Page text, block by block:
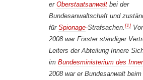
er Oberstaatsanwalt bei der
Bundesanwaltschaft und
für Spionage-Strafsachen.[1]
2008 war Förster ständiger
Leiters der Abteilung Innere
im Bundesministerium des
2008 war er Bundesanwalt beim